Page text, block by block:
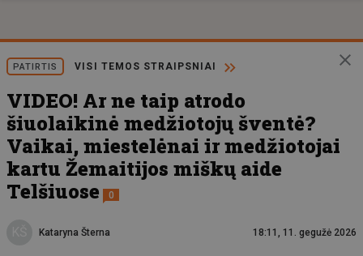
PATIRTIS VISI TEMOS STRAIPSNIAI
VIDEO! Ar ne taip atrodo
šiuolaikinė medžiotojų šventė?
Vaikai, miestelėnai ir medžiotojai
kartu Žemaitijos miškų aide
Telšiuose
0
Kataryna Šterna 18:11, 11. gegužė 2026